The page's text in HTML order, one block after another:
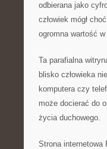
odbierana jako
człowiek mógł
ogromna wartość
Ta parafialna
blisko człowieka
komputera czy
może docierać do
życia duchowego.
Strona internetowa